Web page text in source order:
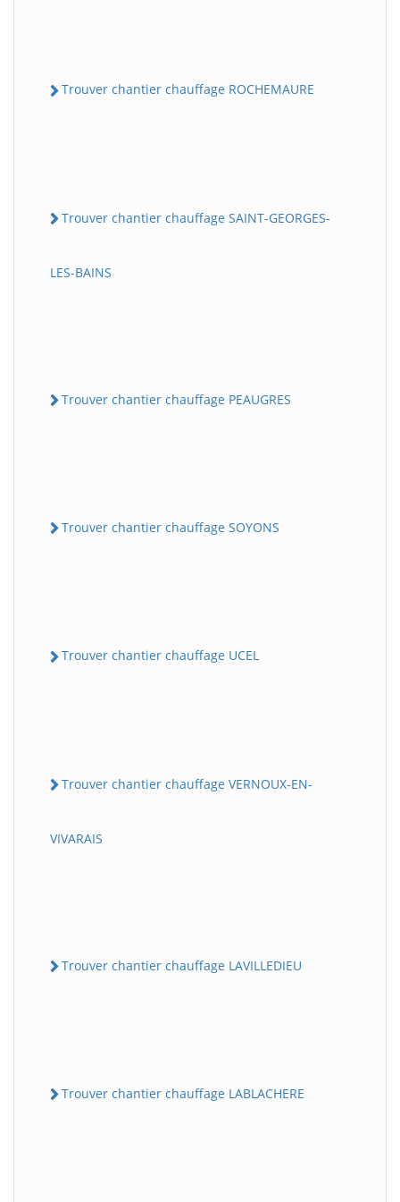
Trouver chantier chauffage ROCHEMAURE
Trouver chantier chauffage SAINT-GEORGES-
LES-BAINS
Trouver chantier chauffage PEAUGRES
Trouver chantier chauffage SOYONS
Trouver chantier chauffage UCEL
Trouver chantier chauffage VERNOUX-EN-
VIVARAIS
Trouver chantier chauffage LAVILLEDIEU
Trouver chantier chauffage LABLACHERE